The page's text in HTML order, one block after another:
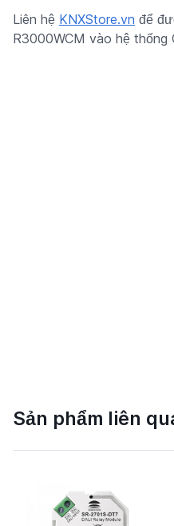
Liên hệ KNXStore.vn để
R3000WCM vào hệ thống
Sản phẩm liên